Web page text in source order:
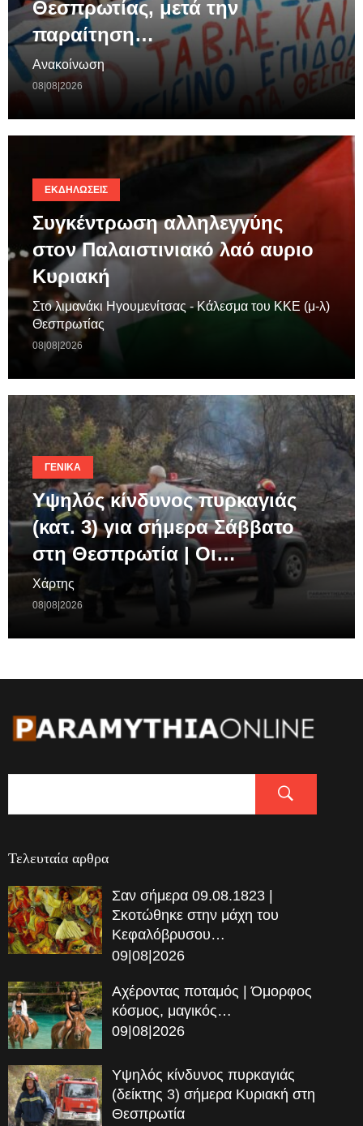
Θεσπρωτίας, μετά την
παραίτηση…
Ανακοίνωση
08|08|2026
ΕΚΔΗΛΏΣΕΙΣ
Συγκέντρωση αλληλεγγύης
στον Παλαιστινιακό λαό αυριο
Κυριακή
Στο λιμανάκι Ηγουμενίτσας - Κάλεσμα του ΚΚΕ (μ-λ)
Θεσπρωτίας
08|08|2026
ΓΕΝΙΚΆ
Υψηλός κίνδυνος πυρκαγιάς
(κατ. 3) για σήμερα Σάββατο
στη Θεσπρωτία | Οι…
Χάρτης
08|08|2026
Τελευταία αρθρα
Σαν σήμερα 09.08.1823 |
Σκοτώθηκε στην μάχη του
Κεφαλόβρυσου…
09|08|2026
Αχέροντας ποταμός | Όμορφος
κόσμος, μαγικός…
09|08|2026
Υψηλός κίνδυνος πυρκαγιάς
(δείκτης 3) σήμερα Κυριακή στη
Θεσπρωτία